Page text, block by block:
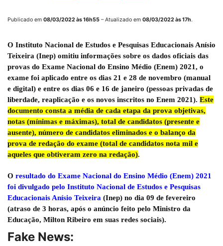
Publicado em 08/03/2022 às 16h55 – Atualizado em 08/03/2022às 17h.
O Instituto Nacional de Estudos e Pesquisas Educacionais Anísio
Teixeira (Inep) omitiu informações sobre os dados oficiais das
provas do Exame Nacional do Ensino Médio (Enem) 2021, o
exame foi aplicado entre os dias 21 e 28 de novembro (manual
e digital) e entre os dias 06 e 16 de janeiro (pessoas privadas de
liberdade, reaplicação e os novos inscritos no Enem 2021). Este
documento consta a média de cada etapa da prova objetivas,
notas (mínimas e máximas), total de candidatos (presente e
ausente), número de candidatos eliminados e o balanço da
prova de redação do exame (total de candidatos nota mil e
aqueles que obtiveram zero na redação).
O resultado do Exame Nacional do Ensino Médio (Enem) 2021
foi divulgado pelo Instituto Nacional de Estudos e Pesquisas
Educacionais Anísio Teixeira (Inep) no dia 09 de fevereiro
(atraso de 3 horas, após o anúncio feito pelo Ministro da
Educação, Milton Ribeiro em suas redes sociais).
Fake News: